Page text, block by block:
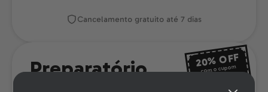
Cancelamento gratuito até 7 dias
20%OFF
com o cupom
8DO8
Preparatório